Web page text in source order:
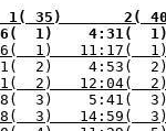
Прим     1(
1)
4:31(
1)   11:17(
2)    4:53(
2)   12:04(
3)   14:59(